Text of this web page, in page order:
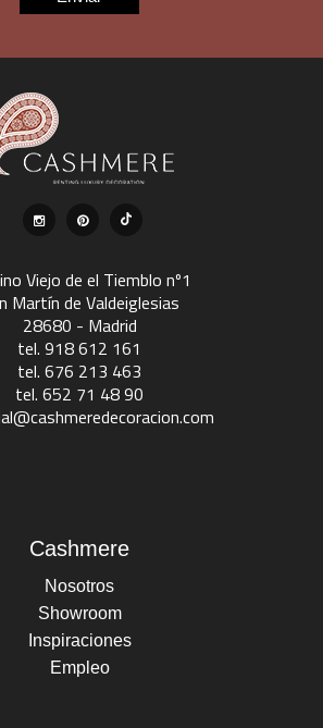
Viejo de el Tiemblo nº1
Martín de Valdeiglesias
28680 - Madrid
tel. 918 612 161
tel. 676 213 463
tel. 652 71 48 90
Cashmere
Nosotros
Showroom
Inspiraciones
Empleo